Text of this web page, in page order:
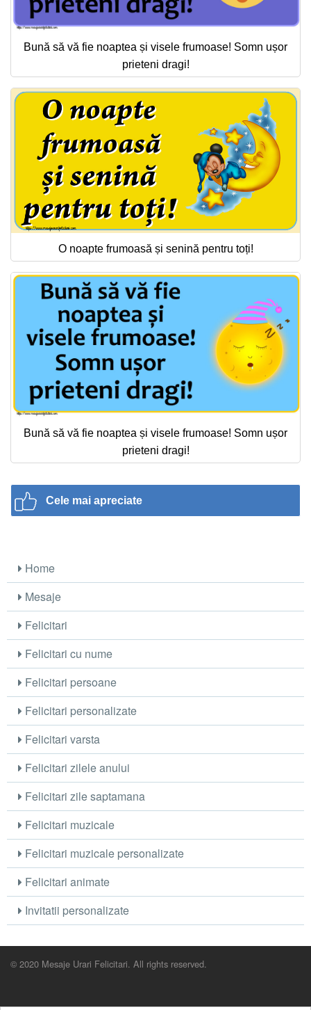
Bună să vă fie noaptea și visele frumoase! Somn ușor
prieteni dragi!
O noapte frumoasă și senină pentru toți!
Bună să vă fie noaptea și visele frumoase! Somn ușor
prieteni dragi!
Cele mai apreciate
Home
Mesaje
Felicitari
Felicitari cu nume
Felicitari persoane
Felicitari personalizate
Felicitari varsta
Felicitari zilele anului
Felicitari zile saptamana
Felicitari muzicale
Felicitari muzicale personalizate
Felicitari animate
Invitatii personalizate
© 2020 Mesaje Urari Felicitari. All rights reserved.